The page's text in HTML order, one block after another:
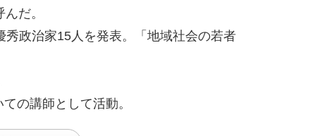
だ。
政治家15人を発表。「地域社会の若者
の講師とし て活動。